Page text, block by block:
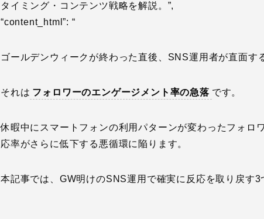
タイミング・コンテンツ戦略を解説。”,
“content_html”: “
ゴールデンウィークが終わった直後、SNS運用者が直面す
それは フォロワーのエンゲージメント率の急落 です。
休暇中にスマートフォンの利用パターンが変わったフォロ
応率がさらに低下する悪循環に陥ります。
本記事では、GW明けのSNS運用で確実に反応を取り戻す3